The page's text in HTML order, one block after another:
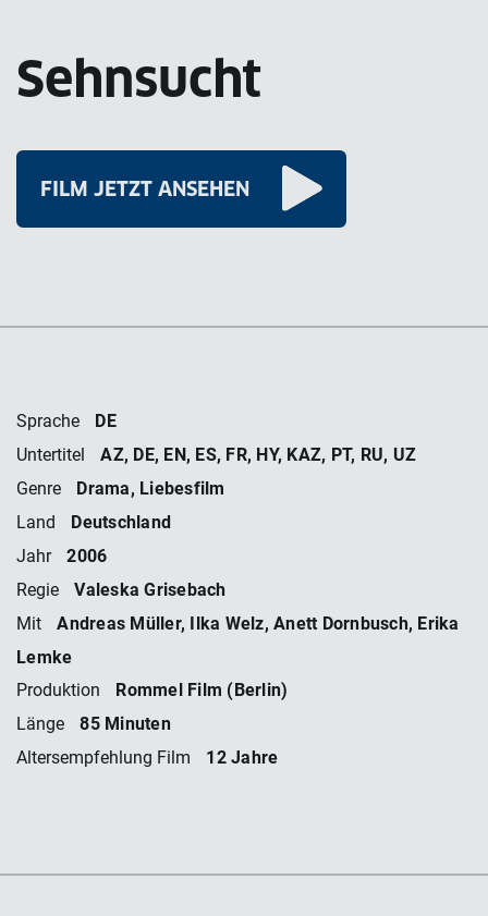
Sehnsucht
FILM JETZT ANSEHEN
Sprache DE
Untertitel AZ, DE, EN, ES, FR, HY, KAZ, PT, RU, UZ
Genre Drama, Liebesfilm
Land Deutschland
Jahr 2006
Regie Valeska Grisebach
Mit
Andreas Müller, Ilka Welz, Anett Dornbusch, Erika
Lemke
Produktion Rommel Film (Berlin)
Länge 85 Minuten
Altersempfehlung Film 12 Jahre